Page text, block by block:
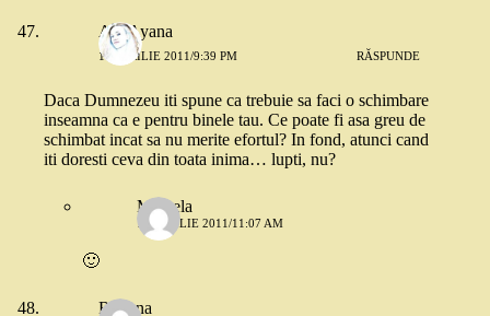
AnaAyana
15 APRILIE 2011/9:39 PM RĂSPUNDE
Daca Dumnezeu iti spune ca trebuie sa faci o schimbare
inseamna ca e pentru binele tau. Ce poate fi asa greu de
schimbat incat sa nu merite efortul? In fond, atunci cand
iti doresti ceva din toata inima… lupti, nu?
Mihaela
16 APRILIE 2011/11:07 AM
🙂
Roxana